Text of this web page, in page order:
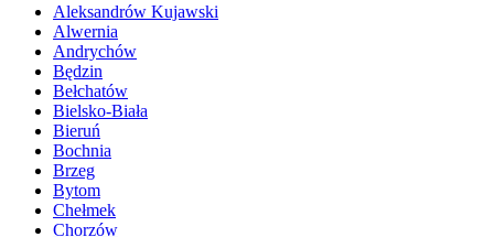
Aleksandrów Kujawski
Alwernia
Andrychów
Będzin
Bełchatów
Bielsko-Biała
Bieruń
Bochnia
Brzeg
Bytom
Chełmek
Chorzów